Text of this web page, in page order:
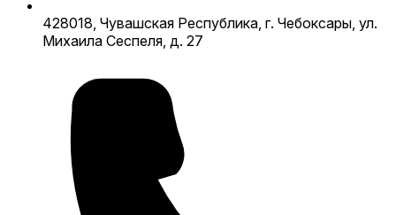
428018, Чувашская Республика, г. Чебоксары, ул.
Михаила Сеспеля, д. 27